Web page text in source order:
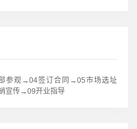
参观→04签订合同→05市场选址
宣传→09开业指导